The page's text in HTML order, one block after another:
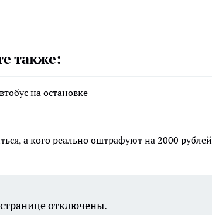
также:
на остановке
а кого реально оштрафуют на 2000 рублей
отключены.